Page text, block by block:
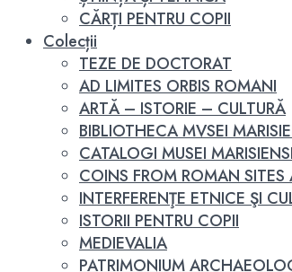
CĂRȚI PENTRU COPII
Colecții
TEZE DE DOCTORAT
AD LIMITES ORBIS ROMANI
ARTĂ – ISTORIE – CULTURĂ
BIBLIOTHECA MVSEI
CATALOGI MUSEI
COINS FROM ROMAN
INTERFERENŢE ETNICE ŞI
ISTORII PENTRU COPII
MEDIEVALIA
PATRIMONIUM